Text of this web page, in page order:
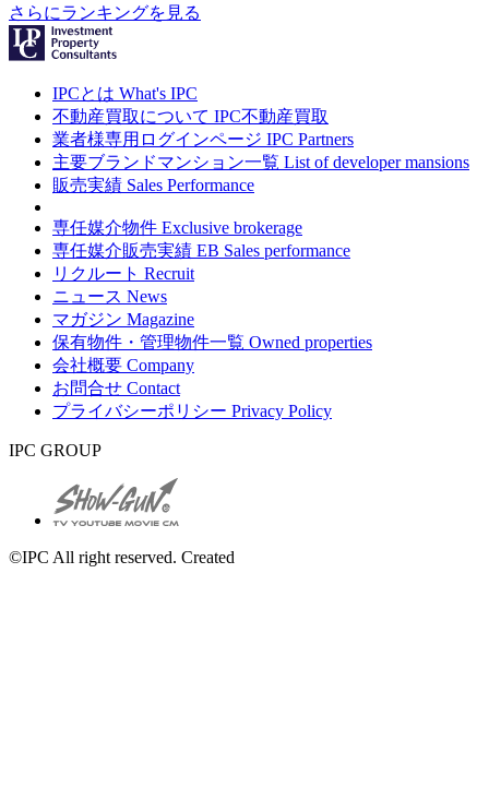
さらにランキングを見る
IPCとは What's IPC
不動産買取について IPC不動産買取
業者様専用ログインページ IPC Partners
主要ブランドマンション一覧 List of developer mansions
販売実績 Sales Performance
専任媒介物件 Exclusive brokerage
専任媒介販売実績 EB Sales performance
リクルート Recruit
ニュース News
マガジン Magazine
保有物件・管理物件一覧 Owned properties
会社概要 Company
お問合せ Contact
プライバシーポリシー Privacy Policy
IPC GROUP
©IPC All right reserved. Created